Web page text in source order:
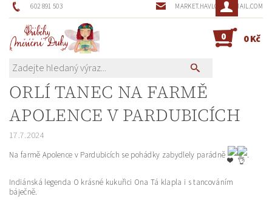
602 891 503 MARKET.HAVLOVA@GMAIL.COM
0 0 Kč
ORLÍ TANEC NA FARMĚ
APOLENCE V PARDUBICÍCH
17.7.2024
Na farmě Apolence v Pardubicích se pohádky zabydlely parádně .
Indiánská legenda O krásné kukuřici Ona Tá klapla i s tancováním
báječně.